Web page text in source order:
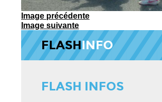
Image précédente
Image suivante
FLASHINFO
FLASH INFOS